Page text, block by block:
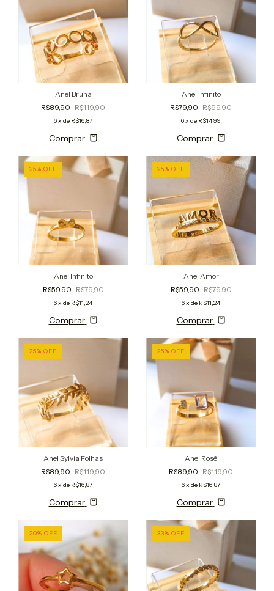
Anel Bruna
R$89,90 R$119,90
6x de R$16,87
Comprar
Anel Infinito
R$79,90 R$99,90
6x de R$14,99
Comprar
25% OFF
Anel Infinito
R$59,90 R$79,90
6x de R$11,24
Comprar
25% OFF
Anel Amor
R$59,90 R$79,90
6x de R$11,24
Comprar
25% OFF
Anel Sylvia Folhas
R$89,90 R$119,90
6x de R$16,87
Comprar
25% OFF
Anel Rosê
R$89,90 R$119,90
6x de R$16,87
Comprar
20% OFF 33% OFF